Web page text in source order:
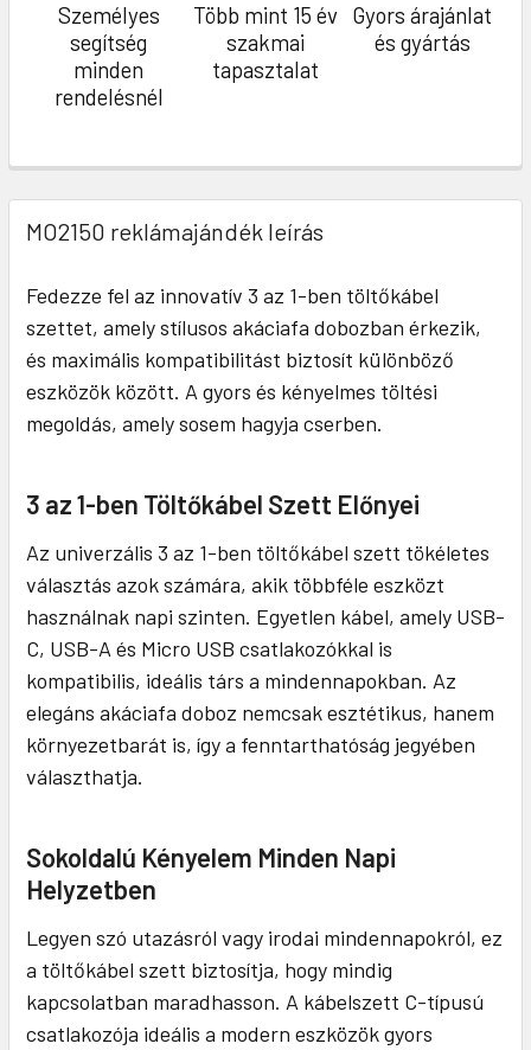
Személyes
segítség
minden
rendelésnél
Több mint 15 év
szakmai
tapasztalat
Gyors árajánlat
és gyártás
MO2150 reklámajándék leírás
Fedezze fel az innovatív 3 az 1-ben töltőkábel
szettet, amely stílusos akáciafa dobozban érkezik,
és maximális kompatibilitást biztosít különböző
eszközök között. A gyors és kényelmes töltési
megoldás, amely sosem hagyja cserben.
3 az 1-ben Töltőkábel Szett Előnyei
Az univerzális 3 az 1-ben töltőkábel szett tökéletes
választás azok számára, akik többféle eszközt
használnak napi szinten. Egyetlen kábel, amely USB-
C, USB-A és Micro USB csatlakozókkal is
kompatibilis, ideális társ a mindennapokban. Az
elegáns akáciafa doboz nemcsak esztétikus, hanem
környezetbarát is, így a fenntarthatóság jegyében
választhatja.
Sokoldalú Kényelem Minden Napi
Helyzetben
Legyen szó utazásról vagy irodai mindennapokról, ez
a töltőkábel szett biztosítja, hogy mindig
kapcsolatban maradhasson. A kábelszett C-típusú
csatlakozója ideális a modern eszközök gyors